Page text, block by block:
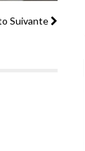
Suivante